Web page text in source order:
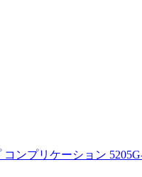
ンプリケーション